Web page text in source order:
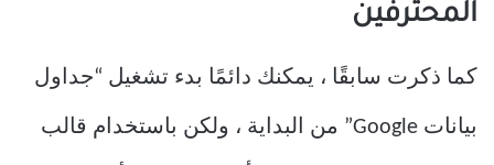
المحترفين
كما ذكرت سابقًا ، يمكنك دائمًا بدء تشغيل “جداول
بيانات Google” من البداية ، ولكن باستخدام قالب